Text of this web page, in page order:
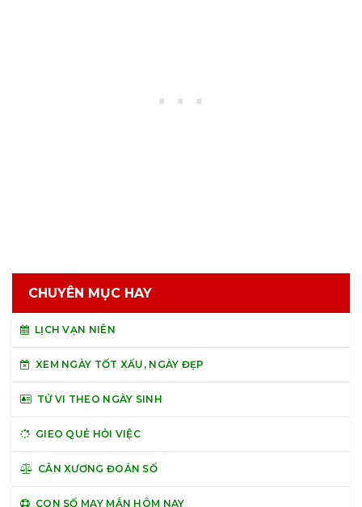
CHUYÊN MỤC HAY
LỊCH VẠN NIÊN
XEM NGÀY TỐT XẤU, NGÀY ĐẸP
TỬ VI THEO NGÀY SINH
GIEO QUẺ HỎI VIỆC
CÂN XƯƠNG ĐOÁN SỐ
CON SỐ MAY MẮN HÔM NAY